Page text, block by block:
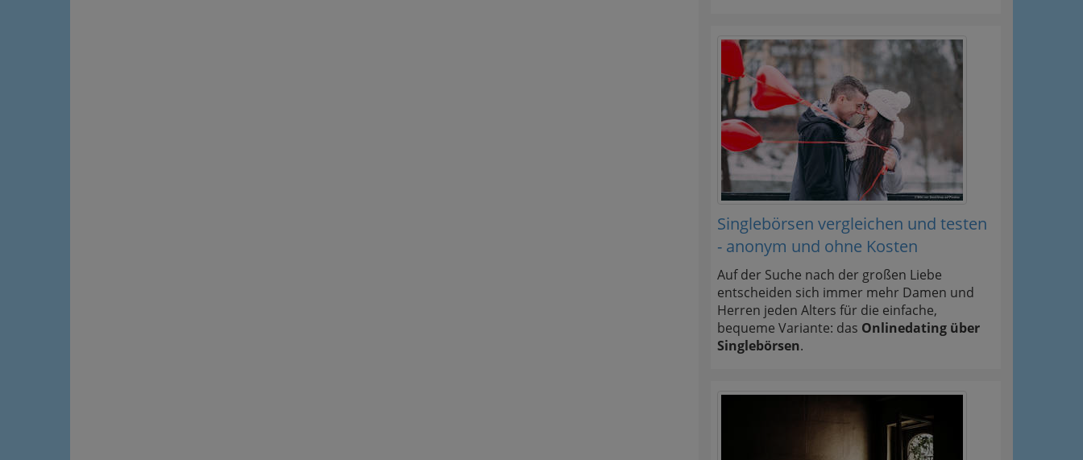
Singlebörsen vergleichen und testen
- anonym und ohne Kosten
Auf der Suche nach der großen Liebe
entscheiden sich immer mehr Damen und
Herren jeden Alters für die einfache,
bequeme Variante: das Onlinedating über
Singlebörsen.